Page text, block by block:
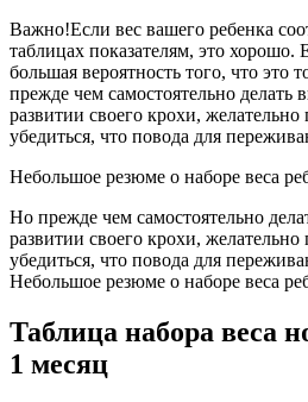
Важно!Если вес вашего ребенка
таблицах показателям, это хорошо.
большая вероятность того, что это
прежде чем самостоятельно делать
развитии своего крохи,
убедиться, что повода для
Небольшое резюме о наборе веса
Но прежде чем самостоятельно
развитии своего крохи,
убедиться, что повода для
Небольшое резюме о наборе веса
Таблица набора веса
1 месяц